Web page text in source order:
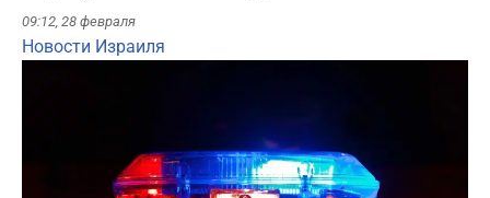
09:12, 28 февраля
Новости Израиля